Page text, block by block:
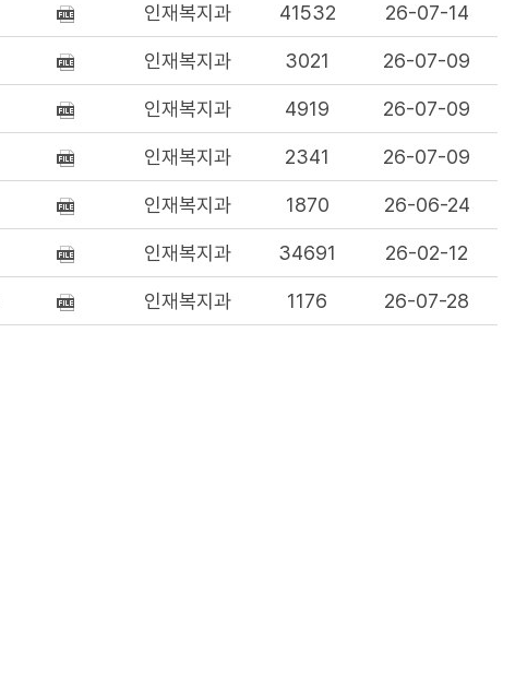
인재복지과 41532 26-07-14
인재복지과 3021 26-07-09
인재복지과 4919 26-07-09
인재복지과 2341 26-07-09
인재복지과 1870 26-06-24
인재복지과 34691 26-02-12
인재복지과 1176 26-07-28